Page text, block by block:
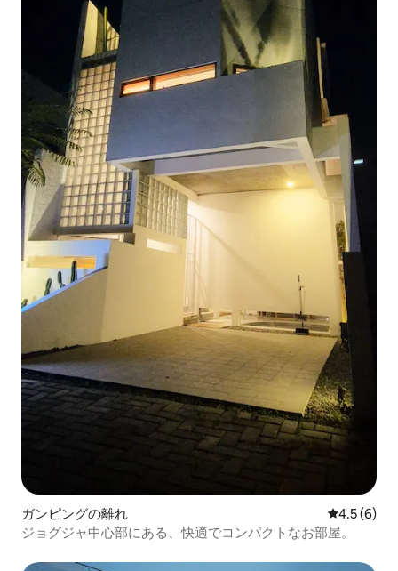
ガンピングの離れ レビュー6
4.5 (6)
ジョグジャ中心部にある、快適でコンパクトなお部屋。